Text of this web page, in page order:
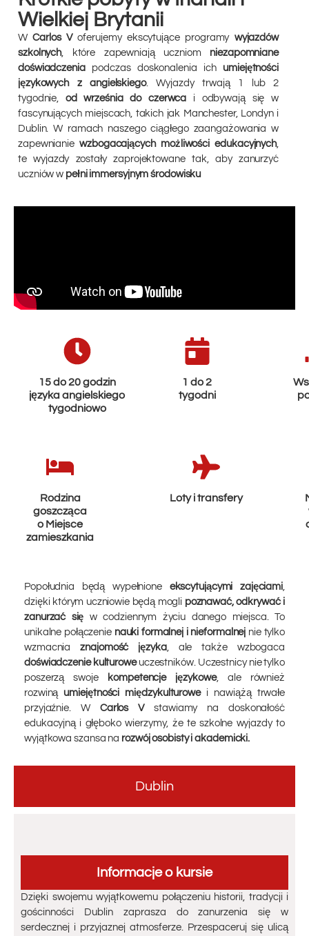
Wielkiej Brytanii
WCarlos Voferujemy ekscytujące programy wyjazdów
szkolnych, które zapewniają uczniom niezapomniane
doświadczeniapodczas doskonalenia ich umiejętności
językowych z angielskiego. Wyjazdy trwają 1 lub 2
tygodnie, od września do czerwca i odbywają się w
fascynujących miejscach, takich jak Manchester, Londyn i
Dublin.
W ramach naszego ciągłego zaangażowania w
zapewnianiewzbogacających możliwości edukacyjnych,
te wyjazdy zostały zaprojektowane tak, aby zanurzyć
uczniów w pełni immersyjnym środowisku
15 do 20 godzin
języka angielskiego
tygodniowo
1 do 2
tygodni
Rodzina
goszcząca
o Miejsce
zamieszkania
Loty i transfery
Popołudnia będą wypełnione ekscytującymi zajęciami
dzięki którym uczniowie będą mogli poznawać, odkrywać i
zanurzać się w codziennym życiu danego miejsca. To
unikalne połączenie nauki formalnej i nieformalnej nie tylko
wzmacniaznajomość języka, ale także wzbogaca
doświadczenie kulturoweuczestników. Uczestnicy nie tylko
poszerzą swoje
kompetencje językowe, ale również
rozwiną umiejętności międzykulturowei nawiążą trwałe
przyjaźnie.
W Carlos Vstawiamy na doskonałość
edukacyjną i głęboko wierzymy, że te szkolne wyjazdy to
wyjątkowa szansa na rozwój osobisty i akademicki.
Dublin
Informacje o kursie
Dzięki swojemu wyjątkowemu połączeniu historii, tradycji i
gościnności Dublin zaprasza do zanurzenia się w
serdecznej i przyjaznej atmosferze. Przespaceruj się ulicą